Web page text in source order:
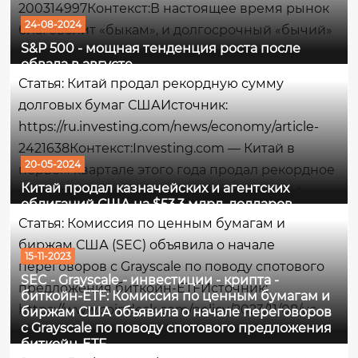
200314997Контекст:В настоящее время рынок
благоволит «быкам», и долгосрочный «бычий»
тренд остается сильным. Ключевым фактором,
устойчивый спрос...
24-08-2024
S&P 500 - мощная тенденция роста после
обвала в августе
Статья: Китай продал рекордную сумму
долговых бумаг СШАИсточник:
https://ru.investing.com/news/economy/article-
2421638Контекст:Investing.com — Китай в
первом квартале этого года продал рекордное
количество казначейских облигаций США,
диверсифицируясь от американских активов,
пишет Bloomberg.Что имеется ввиду -
простыми словамиКитай...
20-05-2024
Китай продал казначейских и агентских
облигаций США на $53,3 млрд. долларов
Статья: Комиссия по ценным бумагам и
биржам США (SEC) объявила о начале
переговоров с Grayscale по поводу спотового
предложения биткойн-ETFИсточник:
https://www.coindesk.com/policy/2023/11/08/us-
sec-said-to-open-talks-with-grayscale-on-spot-
15-11-2023
SEC - Grayscale - инвестиции - крипта -
биткойн-ETF: Комиссия по ценным бумагам и
биржам США объявила о начале переговоров
с Grayscale по поводу спотового предложения
биткойн-ETF